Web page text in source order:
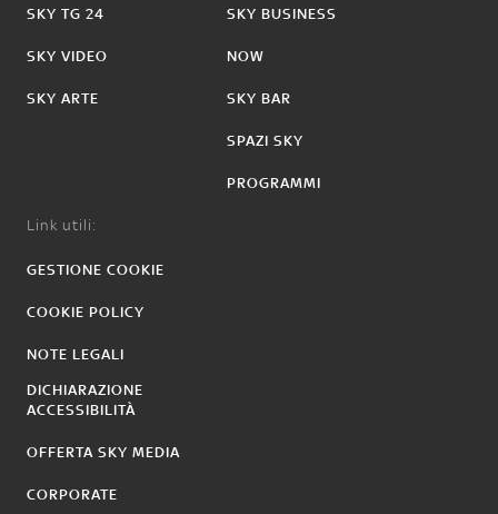
SKY TG 24
SKY VIDEO
SKY ARTE
SKY BUSINESS
NOW
SKY BAR
SPAZI SKY
PROGRAMMI
Link utili:
GESTIONE COOKIE
COOKIE POLICY
NOTE LEGALI
DICHIARAZIONE
ACCESSIBILITÀ
OFFERTA SKY MEDIA
CORPORATE